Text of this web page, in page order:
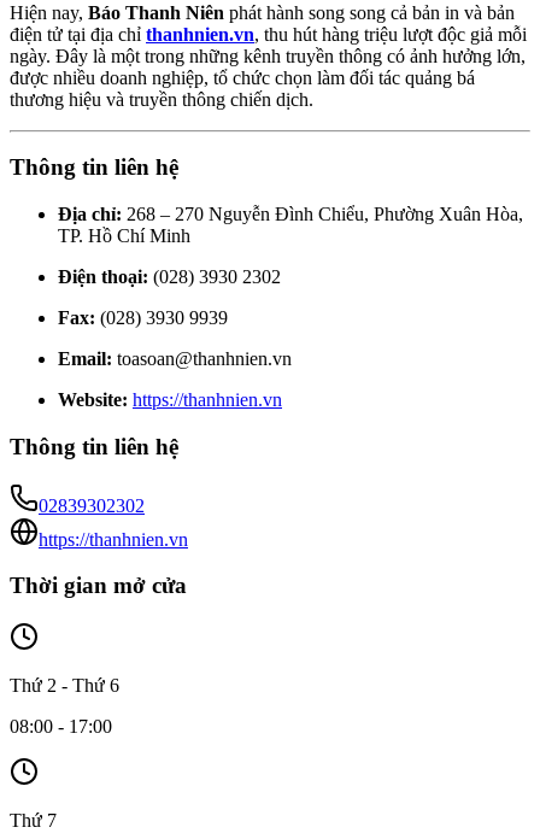
Hiện nay, Báo Thanh Niên phát hành song song cả bản in và bản
điện tử tại địa chỉ thanhnien.vn, thu hút hàng triệu lượt độc giả mỗi
ngày. Đây là một trong những kênh truyền thông có ảnh hưởng lớn,
được nhiều doanh nghiệp, tổ chức chọn làm đối tác quảng bá
thương hiệu và truyền thông chiến dịch.
Thông tin liên hệ
Địa chỉ: 268 – 270 Nguyễn Đình Chiểu, Phường Xuân Hòa,
TP. Hồ Chí Minh
Điện thoại: (028) 3930 2302
Fax: (028) 3930 9939
Email: toasoan@thanhnien.vn
Website: https://thanhnien.vn
Thông tin liên hệ
02839302302
https://thanhnien.vn
Thời gian mở cửa
Thứ 2 - Thứ 6
08:00 - 17:00
Thứ 7